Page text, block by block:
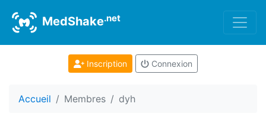
MedShake.net
Inscription Connexion
Accueil Membres dyh